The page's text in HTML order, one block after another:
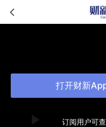
订阅用户可
打开财新